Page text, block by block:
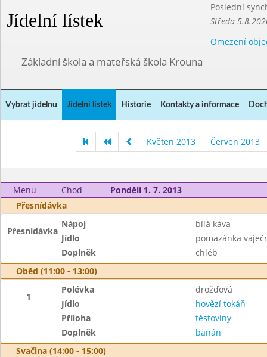
Jídelní lístek
Poslední
Středa
Omezení
Základní škola a mateřská škola Krouna
Vybrat jídelnu Jídelní lístek Historie Kontakty a informace
Květen 2013 Červen 2013
Menu Chod
Pondělí 1. 7. 2013
Přesnídávka
Přesnídávka
Nápoj
bílá káva
Jídlo
pomazánka
Doplněk
chléb
Oběd (11:00 - 13:00)
1
Polévka
drožďová
Jídlo
hovězí tokáň
Příloha
těstoviny
Doplněk
banán
Svačina (14:00 - 15:00)